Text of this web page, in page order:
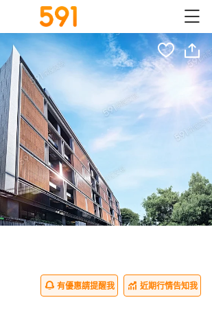
有優惠請提醒我 近期行情告知我